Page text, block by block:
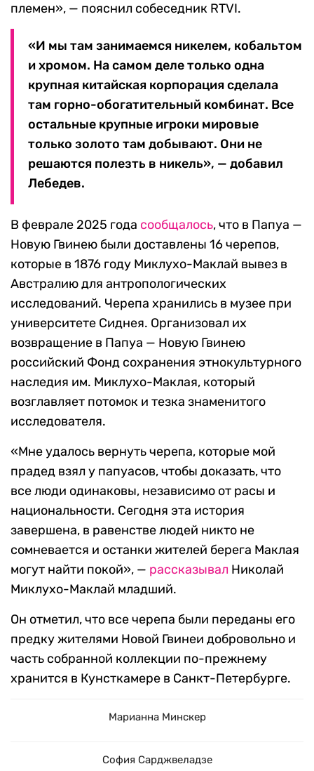
племен», — пояснил собеседник RTVI.
«И мы там занимаемся никелем, кобальтом
и хромом. На самом деле только одна
крупная китайская корпорация сделала
там горно-обогатительный комбинат. Все
остальные крупные игроки мировые
только золото там добывают. Они не
решаются полезть в никель», — добавил
Лебедев.
В феврале 2025 года сообщалось, что в Папуа —
Новую Гвинею были доставлены 16 черепов,
которые в 1876 году Миклухо-Маклай вывез в
Австралию для антропологических
исследований. Черепа хранились в музее при
университете Сиднея. Организовал их
возвращение в Папуа — Новую Гвинею
российский Фонд сохранения этнокультурного
наследия им. Миклухо-Маклая, который
возглавляет потомок и тезка знаменитого
исследователя.
«Мне удалось вернуть черепа, которые мой
прадед взял у папуасов, чтобы доказать, что
все люди одинаковы, независимо от расы и
национальности. Сегодня эта история
завершена, в равенстве людей никто не
сомневается и останки жителей берега Маклая
могут найти покой», — рассказывал Николай
Миклухо-Маклай младший.
Он отметил, что все черепа были переданы его
предку жителями Новой Гвинеи добровольно и
часть собранной коллекции по-прежнему
хранится в Кунсткамере в Санкт-Петербурге.
Марианна Минскер
София Сарджвеладзе